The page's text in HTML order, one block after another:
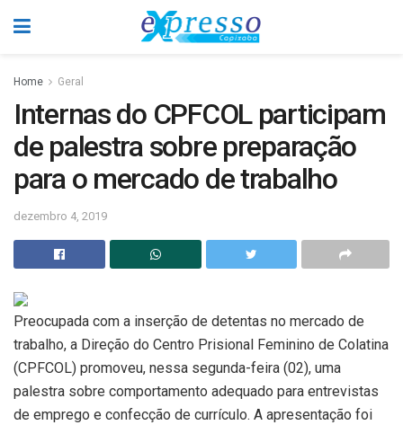
Home Geral
Internas do CPFCOL participam
de palestra sobre preparação
para o mercado de trabalho
dezembro 4, 2019
Preocupada com a inserção de detentas no mercado de
trabalho, a Direção do Centro Prisional Feminino de Colatina
(CPFCOL) promoveu, nessa segunda-feira (02), uma
palestra sobre comportamento adequado para entrevistas
de emprego e confecção de currículo. A apresentação foi